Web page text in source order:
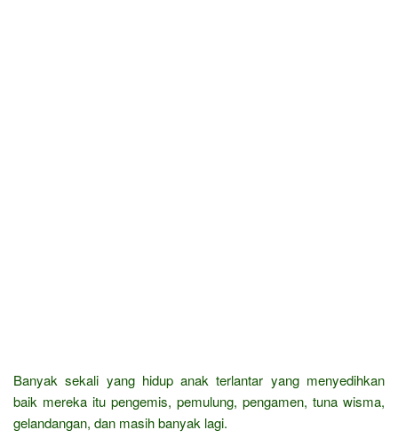
Banyak sekali yang hidup anak terlantar yang menyedihkan
baik mereka itu pengemis, pemulung, pengamen, tuna wisma,
gelandangan, dan masih banyak lagi.